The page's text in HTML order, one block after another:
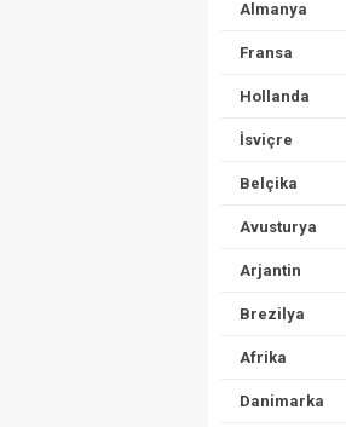
Almanya
Fransa
Hollanda
İsviçre
Belçika
Avusturya
Arjantin
Brezilya
Afrika
Danimarka